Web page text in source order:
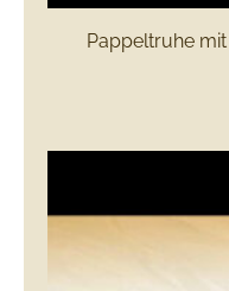
Pappeltruhe